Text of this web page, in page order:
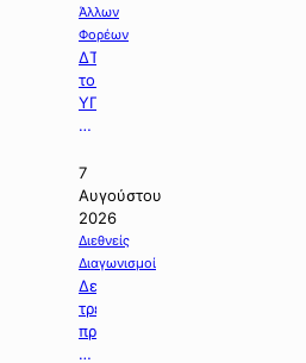
Άλλων
Φορέων
ΔΤ
του
ΥΠΠΕΝ
με
«Ειδικό
Χωροταξικό
Πλαίσιο
για
τον
Τουρισμό:
Στρατηγικό
εργαλείο
7
Αυγούστου
2026
Διεθνείς
Διαγωνισμοί
Δελτίο
τρεχουσών
προκηρύξεων
δημοσίων